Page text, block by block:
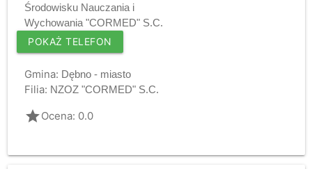
Środowisku Nauczania i
Wychowania "CORMED" S.C.
POKAŻ TELEFON
Gmina: Dębno - miasto
Filia: NZOZ "CORMED" S.C.
gradeOcena: 0.0